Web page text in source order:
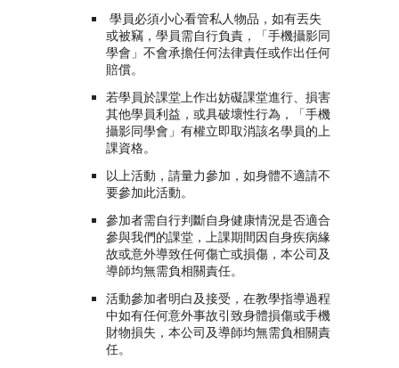
學員必須小心看管私人物品，如有丟失
或被竊，學員需自行負責，「手機攝影同
學會」不會承擔任何法律責任或作出任何
賠償。
若學員於課堂上作出妨礙課堂進行、損害
其他學員利益，或具破壞性行為，「手機
攝影同學會」有權立即取消該名學員的上
課資格。
以上活動，請量力參加，如身體不適請不
要參加此活動。
參加者需自行判斷自身健康情況是否適合
參與我們的課堂，上課期間因自身疾病緣
故或意外導致任何傷亡或損傷，本公司及
導師均無需負相關責任。
活動參加者明白及接受，在教學指導過程
中如有任何意外事故引致身體損傷或手機
財物損失，本公司及導師均無需負相關責
任。